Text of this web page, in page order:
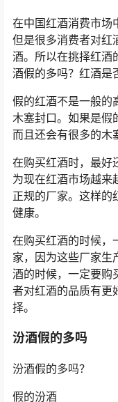
在中国红酒消费市场
但是很多消费者对红
酒。所以在挑择红酒
酒假的多吗？红酒是
假的红酒不是一般的
木塞封口。如果是假
而且还会有很多的木
在购买红酒时，最好
为现在红酒市场越来
正规的厂家。这样的
健康。
在购买红酒的时候，
家，因为这些厂家生
酒的时候，一定要购
者对红酒的品质有更
择。
汾酒假的多吗
汾酒假的多吗？
假的汾酒